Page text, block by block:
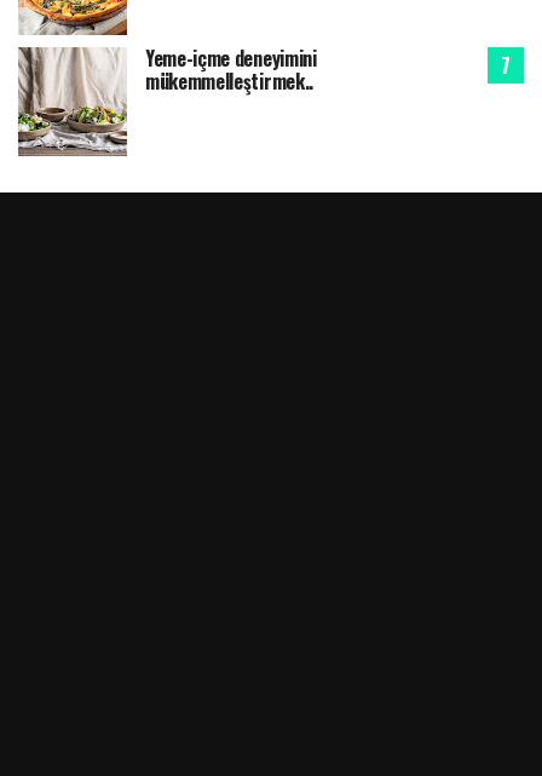
Yeme-içme deneyimini
mükemmelleştirmek..